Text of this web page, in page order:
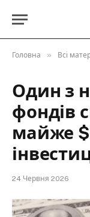
Головна » Всі
Один з
фондів
майже
24 Червня 2026